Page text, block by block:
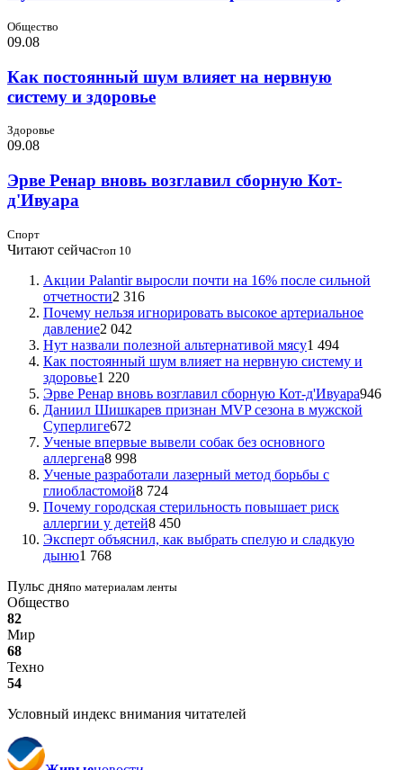
Общество
09.08
Как постоянный шум влияет на нервную
систему и здоровье
Здоровье
09.08
Эрве Ренар вновь возглавил сборную Кот-
д'Ивуара
Спорт
Читают сейчастоп 10
Акции Palantir выросли почти на 16% после сильной
отчетности2 316
Почему нельзя игнорировать высокое артериальное
давление2 042
Нут назвали полезной альтернативой мясу1 494
Как постоянный шум влияет на нервную систему и
здоровье1 220
Эрве Ренар вновь возглавил сборную Кот-д'Ивуара946
Даниил Шишкарев признан MVP сезона в мужской
Суперлиге672
Ученые впервые вывели собак без основного
аллергена8 998
Ученые разработали лазерный метод борьбы с
глиобластомой8 724
Почему городская стерильность повышает риск
аллергии у детей8 450
Эксперт объяснил, как выбрать спелую и сладкую
дыню1 768
Пульс дняпо материалам ленты
Общество
82
Мир
68
Техно
54
Условный индекс внимания читателей